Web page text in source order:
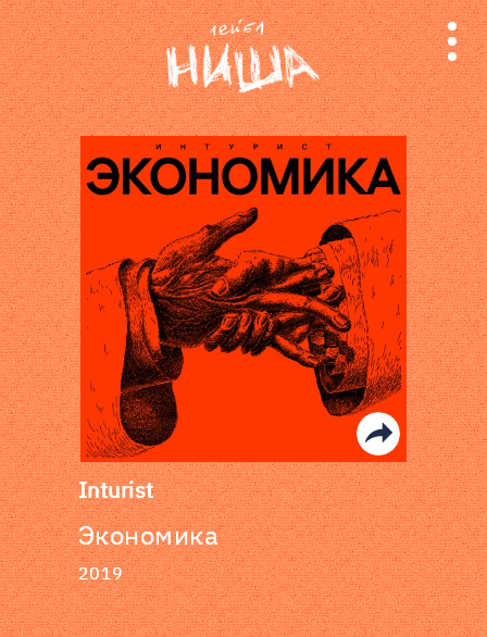
релизы
лейбл
поиск
Inturist
Экономика
2019